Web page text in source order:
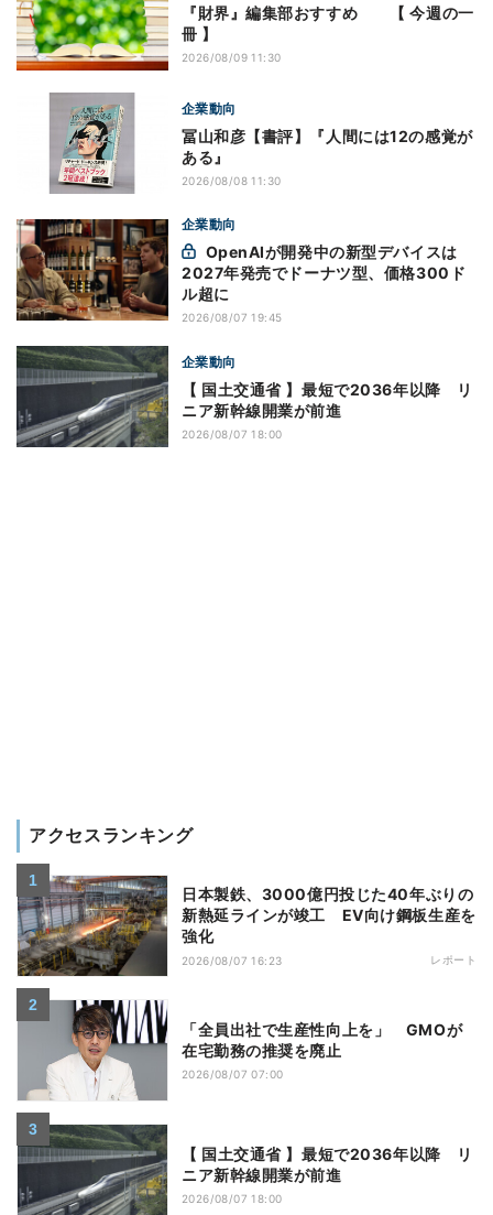
『財界』編集部おすすめ 【 今週の一
冊 】
2026/08/09 11:30
企業動向
冨山和彦【書評】『人間には12の感覚が
ある』
2026/08/08 11:30
企業動向
2027年発売でドーナツ型、価格300ド
ル超に
2026/08/07 19:45
企業動向
【 国土交通省 】最短で2036年以降 リ
ニア新幹線開業が前進
2026/08/07 18:00
アクセスランキング
日本製鉄、3000億円投じた40年ぶりの
新熱延ラインが竣工 EV向け鋼板生産を
強化
2026/08/07 16:23 レポート
「全員出社で生産性向上を」 GMOが
在宅勤務の推奨を廃止
2026/08/07 07:00
【 国土交通省 】最短で2036年以降 リ
ニア新幹線開業が前進
2026/08/07 18:00